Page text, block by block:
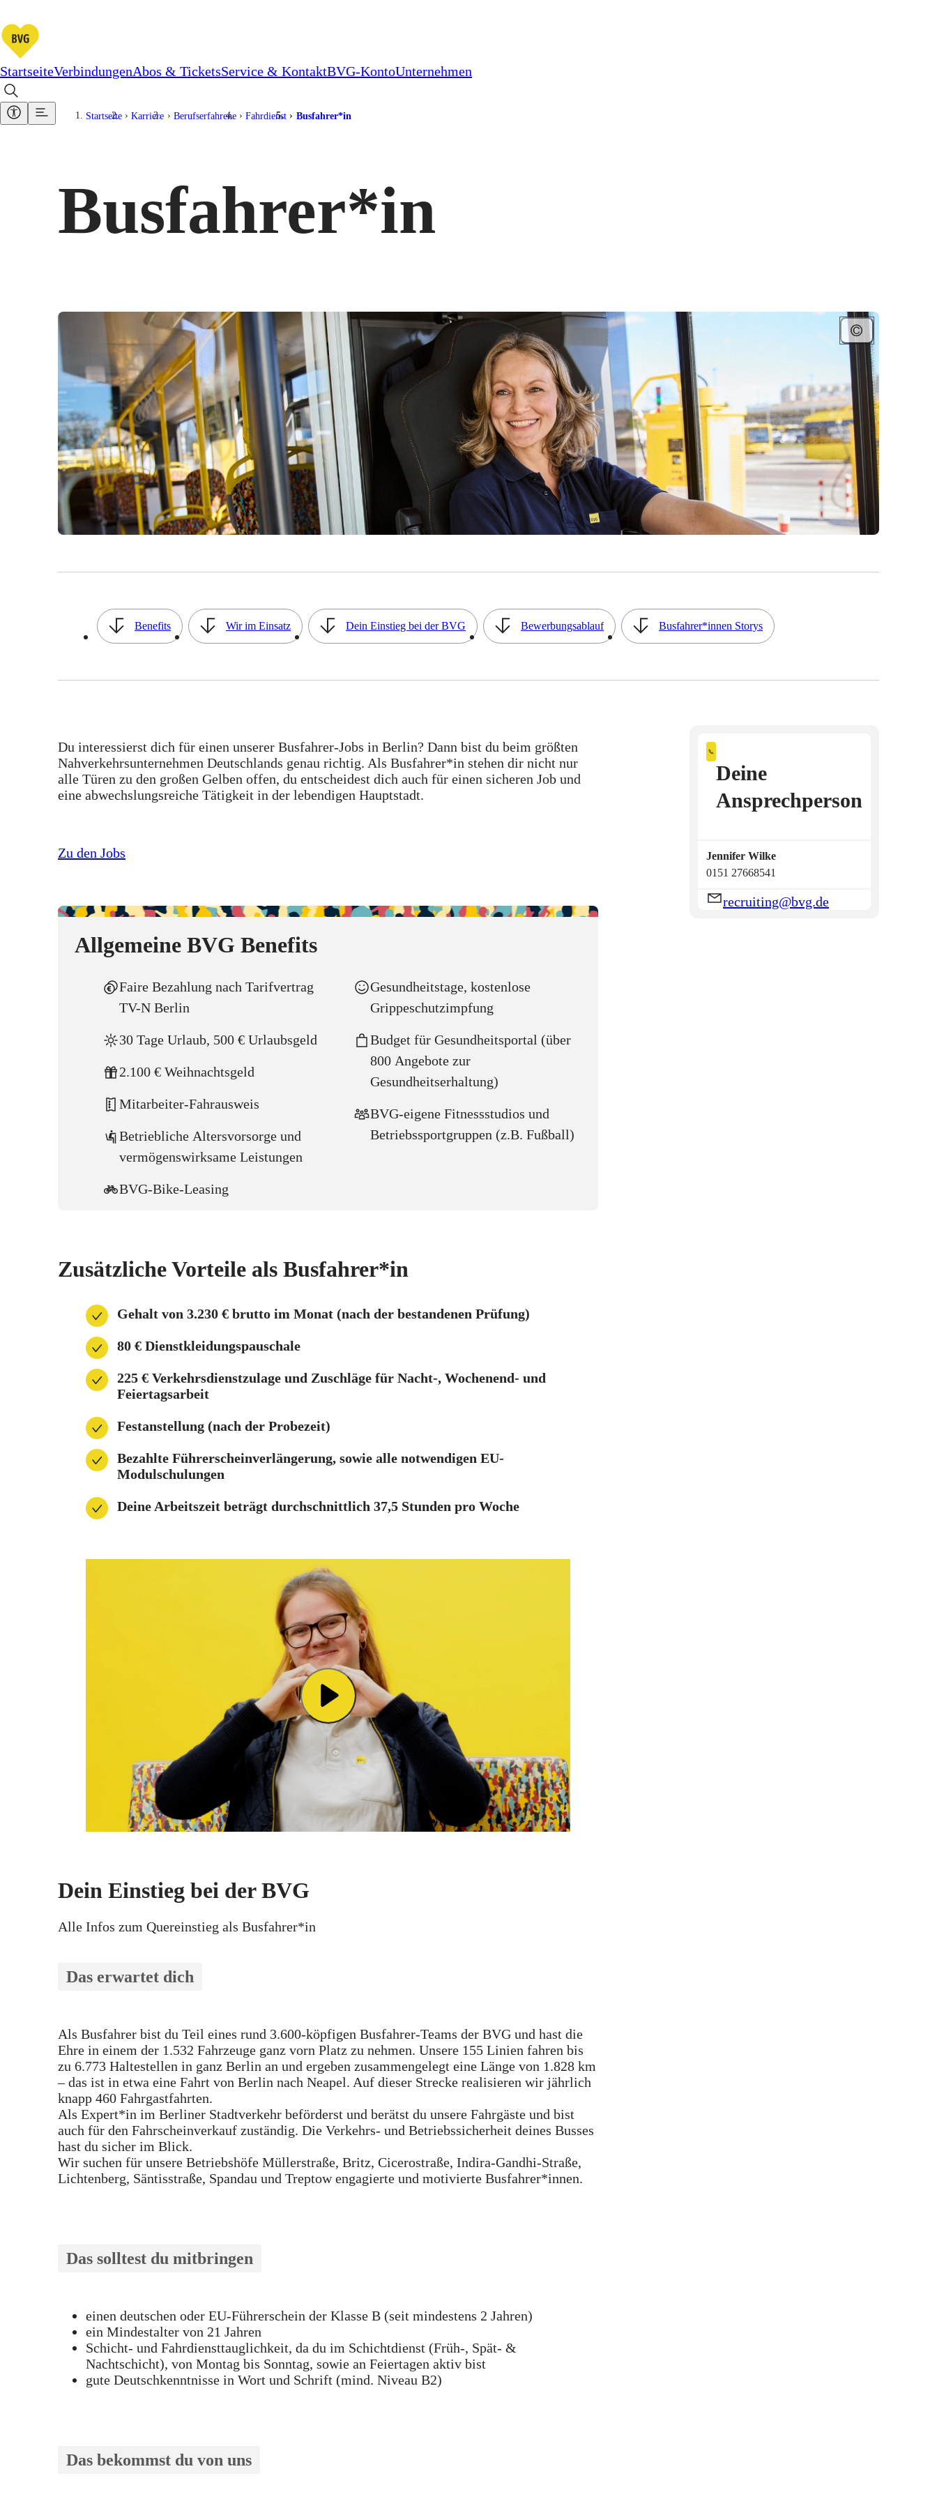
StartseiteVerbindungenAbos & TicketsService & KontaktBVG-KontoUnternehmen
Startseite Karriere Berufserfahrene Fahrdienst Busfahrer*in
Busfahrer*in
Inhaltsverzeichnis
Benefits Wir im Einsatz Dein Einstieg bei der BVG Bewerbungsablauf Busfahrer*innen Storys
Du interessierst dich für einen unserer Busfahrer-Jobs in Berlin? Dann bist du beim größten
Nahverkehrsunternehmen Deutschlands genau richtig. Als Busfahrer*in stehen dir nicht nur
alle Türen zu den großen Gelben offen, du entscheidest dich auch für einen sicheren Job und
eine abwechslungsreiche Tätigkeit in der lebendigen Hauptstadt.
Zu den Jobs
Deine
Ansprechperson
Jennifer Wilke
0151 27668541
recruiting@bvg.de
Allgemeine BVG Benefits
Faire Bezahlung nach Tarifvertrag
TV-N Berlin
30 Tage Urlaub, 500 € Urlaubsgeld
2.100 € Weihnachtsgeld
Mitarbeiter-Fahrausweis
Betriebliche Altersvorsorge und
vermögenswirksame Leistungen
BVG-Bike-Leasing
Gesundheitstage, kostenlose
Grippeschutzimpfung
Budget für Gesundheitsportal (über
800 Angebote zur
Gesundheitserhaltung)
BVG-eigene Fitnessstudios und
Betriebssportgruppen (z.B. Fußball)
Zusätzliche Vorteile als Busfahrer*in
Gehalt von 3.230 € brutto im Monat (nach der bestandenen Prüfung)
80 € Dienstkleidungspauschale
225 € Verkehrsdienstzulage und Zuschläge für Nacht-, Wochenend- und
Feiertagsarbeit
Festanstellung (nach der Probezeit)
Bezahlte Führerscheinverlängerung, sowie alle notwendigen EU-
Modulschulungen
Deine Arbeitszeit beträgt durchschnittlich 37,5 Stunden pro Woche
Dein Einstieg bei der BVG
Alle Infos zum Quereinstieg als Busfahrer*in
Das erwartet dich
Als Busfahrer bist du Teil eines rund 3.600-köpfigen Busfahrer-Teams der BVG und hast die
Ehre in einem der 1.532 Fahrzeuge ganz vorn Platz zu nehmen. Unsere 155 Linien fahren bis
zu 6.773 Haltestellen in ganz Berlin an und ergeben zusammengelegt eine Länge von 1.828 km
– das ist in etwa eine Fahrt von Berlin nach Neapel. Auf dieser Strecke realisieren wir jährlich
knapp 460 Fahrgastfahrten.
Als Expert*in im Berliner Stadtverkehr beförderst und berätst du unsere Fahrgäste und bist
auch für den Fahrscheinverkauf zuständig. Die Verkehrs- und Betriebssicherheit deines Busses
hast du sicher im Blick.
Wir suchen für unsere Betriebshöfe Müllerstraße, Britz, Cicerostraße, Indira-Gandhi-Straße,
Lichtenberg, Säntisstraße, Spandau und Treptow engagierte und motivierte Busfahrer*innen.
Das solltest du mitbringen
einen deutschen oder EU-Führerschein der Klasse B (seit mindestens 2 Jahren)
ein Mindestalter von 21 Jahren
Schicht- und Fahrdiensttauglichkeit, da du im Schichtdienst (Früh-, Spät- &
Nachtschicht), von Montag bis Sonntag, sowie an Feiertagen aktiv bist
gute Deutschkenntnisse in Wort und Schrift (mind. Niveau B2)
Das bekommst du von uns